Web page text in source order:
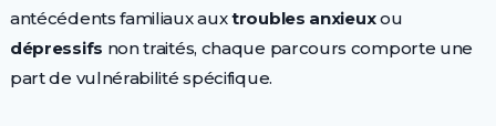
antécédents familiaux auxtroubles anxieuxou
dépressifs non traités, chaque parcours comporte une
part de vulnérabilité spécifique.